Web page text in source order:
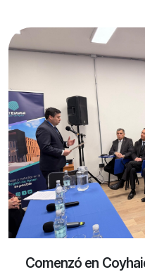
Comenzó en